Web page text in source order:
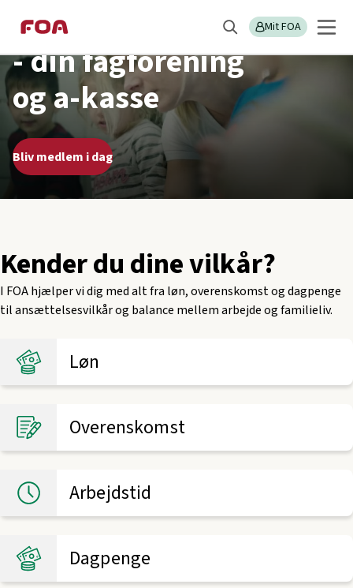
til
hovedindhold
til
hovedmenu
Søg Mit FOA
forskellen
- din fagforening
og a-kasse
Bliv medlem i dag
Kender du dine vilkår?
I FOA hjælper vi dig med alt fra løn, overenskomst og dagpenge
til ansættelsesvilkår og balance mellem arbejde og familieliv.
Løn
Overenskomst
Arbejdstid
Dagpenge